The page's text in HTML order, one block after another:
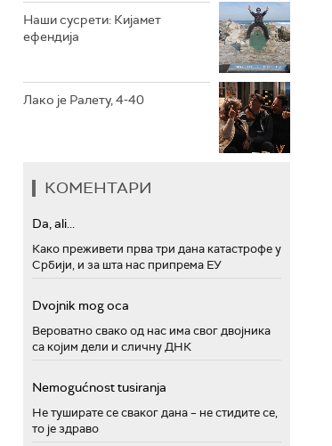
Наши сусрети: Кијамет
ефендија
Лако је Ралету, 4-40
КОМЕНТАРИ
Da, ali...
Како преживети прва три дана катастрофе у
Србији, и за шта нас припрема ЕУ
Dvojnik mog oca
Вероватно свако од нас има свог двојника
са којим дели и сличну ДНК
Nemogućnost tusiranja
Не туширате се сваког дана – не стидите се,
то је здраво